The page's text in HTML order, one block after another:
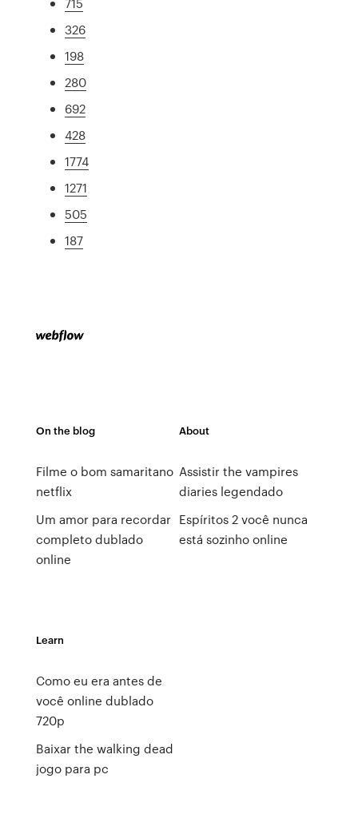
326
198
280
692
428
1774
1271
505
187
On the blog
Filme o bom samaritano
netflix
Um amor para recordar
completo dublado
online
About
Assistir the vampires
diaries legendado
Espíritos 2 você nunca
está sozinho online
Learn
Como eu era antes de
você online dublado
720p
Baixar the walking dead
jogo para pc